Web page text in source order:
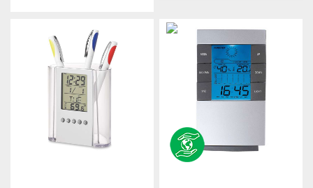
Demander un devis
Demander un devis